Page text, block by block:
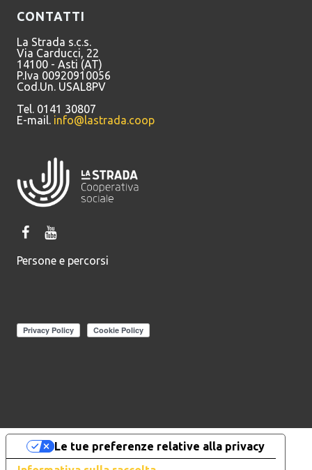
CONTATTI
La Strada s.c.s.
Via Carducci, 22
14100 - Asti (AT)
P.Iva 00920910056
Cod.Un. USAL8PV
Tel. 0141 30807
E-mail. info@lastrada.coop
Persone e percorsi
Le tue preferenze relative alla privacy